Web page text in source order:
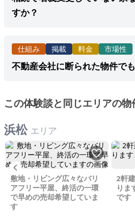
すか？
仕組み 掲載 料金 市場性
不動産会社に断られた物件で
この体験談と同じエリアの物
浜松 エリア
Previous
敷地・リビング広々なバリ
アフリー平屋、終活の一環
で早めの売却希望していま
す
2軒
りま
です